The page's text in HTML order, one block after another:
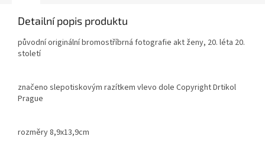
Detailní popis produktu
původní originální bromostříbrná fotografie akt ženy, 20. léta 20.
století
značeno slepotiskovým razítkem vlevo dole Copyright Drtikol
Prague
rozměry 8,9x13,9cm